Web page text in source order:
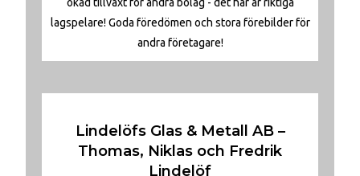
lagspelare! Goda föredömen och stora förebilder för
andra företagare!
Lindelöfs Glas & Metall AB –
Thomas, Niklas och Fredrik
Lindelöf